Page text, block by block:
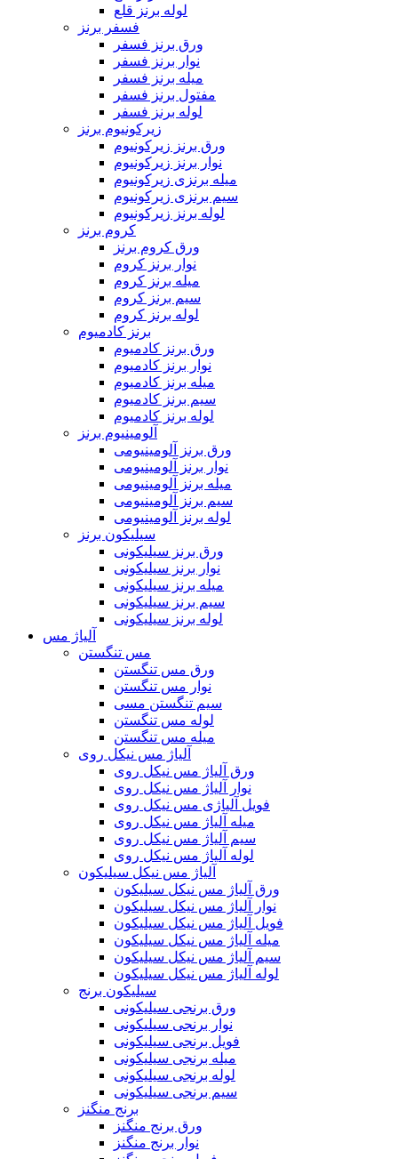
لوله برنز قلع
فسفر برنز
ورق برنز فسفر
نوار برنز فسفر
میله برنز فسفر
مفتول برنز فسفر
لوله برنز فسفر
زیرکونیوم برنز
ورق برنز زیرکونیوم
نوار برنز زیرکونیوم
میله برنزی زیرکونیوم
سیم برنزی زیرکونیوم
لوله برنز زیرکونیوم
کروم برنز
ورق کروم برنز
نوار برنز کروم
میله برنز کروم
سیم برنز کروم
لوله برنز کروم
برنز کادمیوم
ورق برنز کادمیوم
نوار برنز کادمیوم
میله برنز کادمیوم
سیم برنز کادمیوم
لوله برنز کادمیوم
آلومینیوم برنز
ورق برنز آلومینیومی
نوار برنز آلومینیومی
میله برنز آلومینیومی
سیم برنز آلومینیومی
لوله برنز آلومینیومی
سیلیکون برنز
ورق برنز سیلیکونی
نوار برنز سیلیکونی
میله برنز سیلیکونی
سیم برنز سیلیکونی
لوله برنز سیلیکونی
آلیاژ مس
مس تنگستن
ورق مس تنگستن
نوار مس تنگستن
سیم تنگستن مسی
لوله مس تنگستن
میله مس تنگستن
آلیاژ مس نیکل روی
ورق آلیاژ مس نیکل روی
نوار آلیاژ مس نیکل روی
فویل آلیاژی مس نیکل روی
میله آلیاژ مس نیکل روی
سیم آلیاژ مس نیکل روی
لوله آلیاژ مس نیکل روی
آلیاژ مس نیکل سیلیکون
ورق آلیاژ مس نیکل سیلیکون
نوار آلیاژ مس نیکل سیلیکون
فویل آلیاژ مس نیکل سیلیکون
میله آلیاژ مس نیکل سیلیکون
سیم آلیاژ مس نیکل سیلیکون
لوله آلیاژ مس نیکل سیلیکون
سیلیکون برنج
ورق برنجی سیلیکونی
نوار برنجی سیلیکونی
فویل برنجی سیلیکونی
میله برنجی سیلیکونی
لوله برنجی سیلیکونی
سیم برنجی سیلیکونی
برنج منگنز
ورق برنج منگنز
نوار برنج منگنز